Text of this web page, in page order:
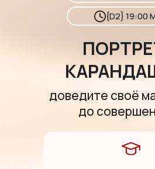
доведите своё
до
{D2} 19:00